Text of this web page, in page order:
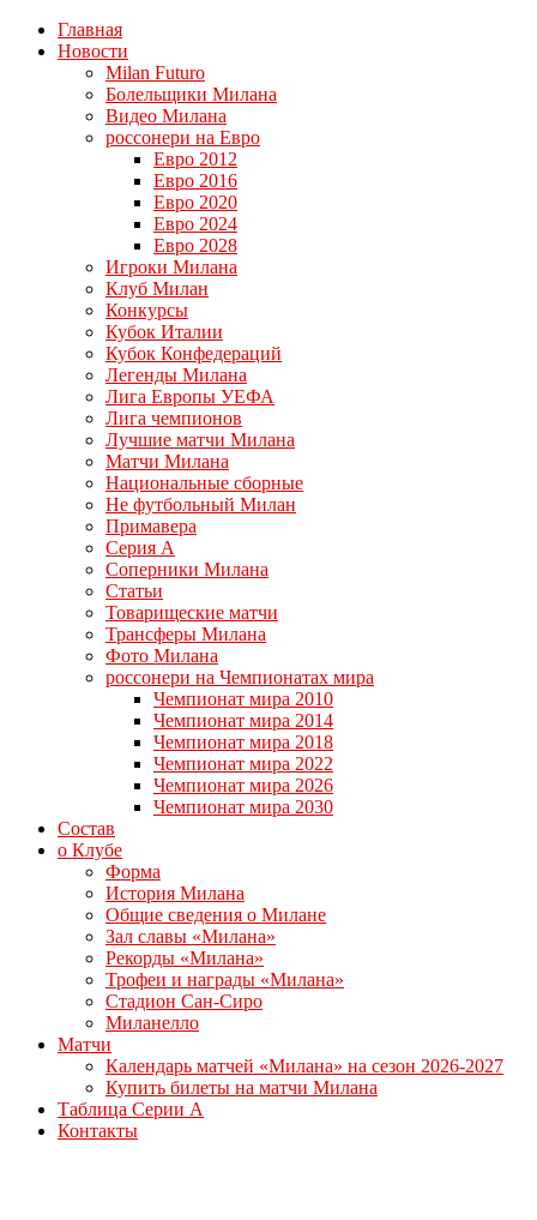
Главная
Новости
Milan Futuro
Болельщики Милана
Видео Милана
россонери на Евро
Евро 2012
Евро 2016
Евро 2020
Евро 2024
Евро 2028
Игроки Милана
Клуб Милан
Конкурсы
Кубок Италии
Кубок Конфедераций
Легенды Милана
Лига Европы УЕФА
Лига чемпионов
Лучшие матчи Милана
Матчи Милана
Национальные сборные
Не футбольный Милан
Примавера
Серия А
Соперники Милана
Статьи
Товарищеские матчи
Трансферы Милана
Фото Милана
россонери на Чемпионатах мира
Чемпионат мира 2010
Чемпионат мира 2014
Чемпионат мира 2018
Чемпионат мира 2022
Чемпионат мира 2026
Чемпионат мира 2030
Состав
о Клубе
Форма
История Милана
Общие сведения о Милане
Зал славы «Милана»
Рекорды «Милана»
Трофеи и награды «Милана»
Стадион Сан-Сиро
Миланелло
Матчи
Календарь матчей «Милана» на сезон 2026-2027
Купить билеты на матчи Милана
Таблица Серии А
Контакты